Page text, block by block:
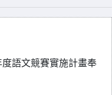
語文競賽實施計畫奉